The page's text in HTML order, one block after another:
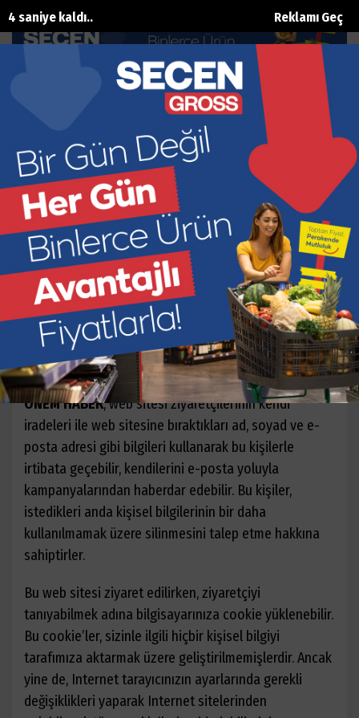
Reklamı Geç
4 saniye kaldı..
Gizlilik Politikası
Ana Sayfa Gizlilik Politikası
ONEM HABER, kişisel bilgilerinizin gizliliğine saygı
duyar. Bu web sitesi aracılığıyla bizimle paylaştığınız
bilgiler, Gizlilik Politikamız gereği izniniz olmaksızın
hiçbir kişi ya da kuruluşla paylaşılmaz. Bu web sitesini
ziyaret ederken, sizin bilginiz olmaksızın size ait hiçbir
kişisel bilgi tarafımıza ulaştırılmamaktadır.
ONEM HABER, web sitesi ziyaretçilerinin kendi
iradeleri ile web sitesine bıraktıkları ad, soyad ve e-
posta adresi gibi bilgileri kullanarak bu kişilerle
irtibata geçebilir, kendilerini e-posta yoluyla
kampanyalarından haberdar edebilir. Bu kişiler,
istedikleri anda kişisel bilgilerinin bir daha
kullanılmamak üzere silinmesini talep etme hakkına
sahiptirler.
Bu web sitesi ziyaret edilirken, ziyaretçiyi
tanıyabilmek adına bilgisayarınıza cookie yüklenebilir.
Bu cookie’ler, sizinle ilgili hiçbir kişisel bilgiyi
tarafımıza aktarmak üzere geliştirilmemişlerdir. Ancak
yine de, Internet tarayıcınızın ayarlarında gerekli
değişiklikleri yaparak Internet sitelerinden